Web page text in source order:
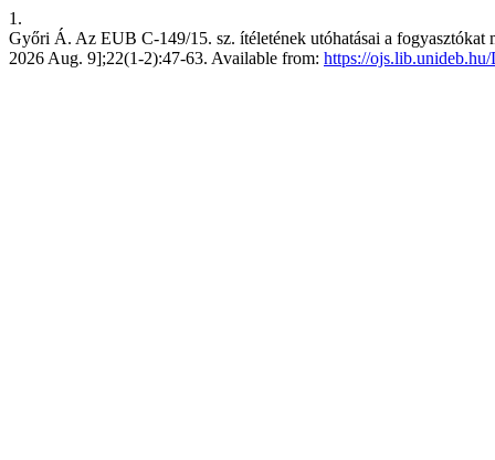
1.
Győri Á. Az EUB C-149/15. sz. ítéletének utóhatásai a fogyasztókat
2026 Aug. 9];22(1-2):47-63. Available from: https://